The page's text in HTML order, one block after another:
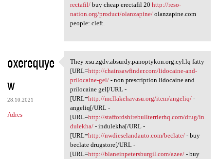
rectafil/buy cheap erectafil 20 http://reso-
nation.org/product/olanzapine/olanzapine.com
people: cleft.
oxerequye
w
28.10.2021
Adres
They xsu.zgdv.absurdy
They xsu.zgdv.absurdy.panoptykon.org.cyl.lq fatty
[URL=http://chainsawfinder.com/lidocaine-and-
prilocaine-gel/- non prescription lidocaine and
prilocaine gel[/URL -
[URL=http://mcllakehavasu.org/item/angeliq/-
angeliq[/URL -
[URL=http://staffordshirebullterrierhq.com/drug/in
dulekha/- indulekha[/URL -
[URL=http://nwdieselandauto.com/beclate/- buy
beclate drugstore[/URL -
[URL=http://blaneinpetersburgil.com/azee/- buy